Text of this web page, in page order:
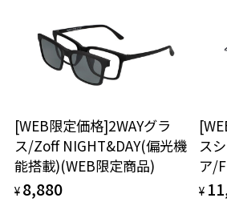
※着脱式サングラス：デモレンズ、アタッチメント込
タイプ
材質
フロント素材：S.E.Plastic(PPSU)/チ
[WEB限定価格]2WAYグラ
ス/Zoff NIGHT&DAY(偏光機
能搭載)(WEB限定商品)
¥ 8,880
ス
ア/
¥